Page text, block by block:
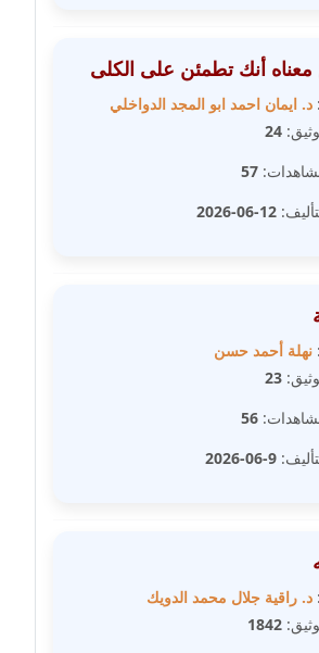
معناه أنك تطمئن على الكلى
د. ايمان احمد ابو المجد الدواخلي
24
57
12-06-2026
نهلة أحمد حسن
23
56
9-06-2026
د. راقية جلال محمد الدويك
1842